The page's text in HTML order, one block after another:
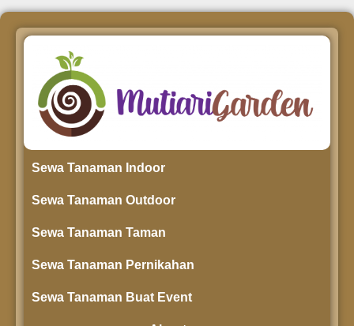
Sewa Tanaman Indoor
Sewa Tanaman Outdoor
Sewa Tanaman Taman
Sewa Tanaman Pernikahan
Sewa Tanaman Buat Event